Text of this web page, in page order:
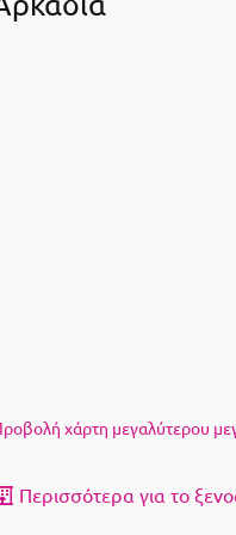
χάρτη μεγαλύτερου
Περισσότερα για το